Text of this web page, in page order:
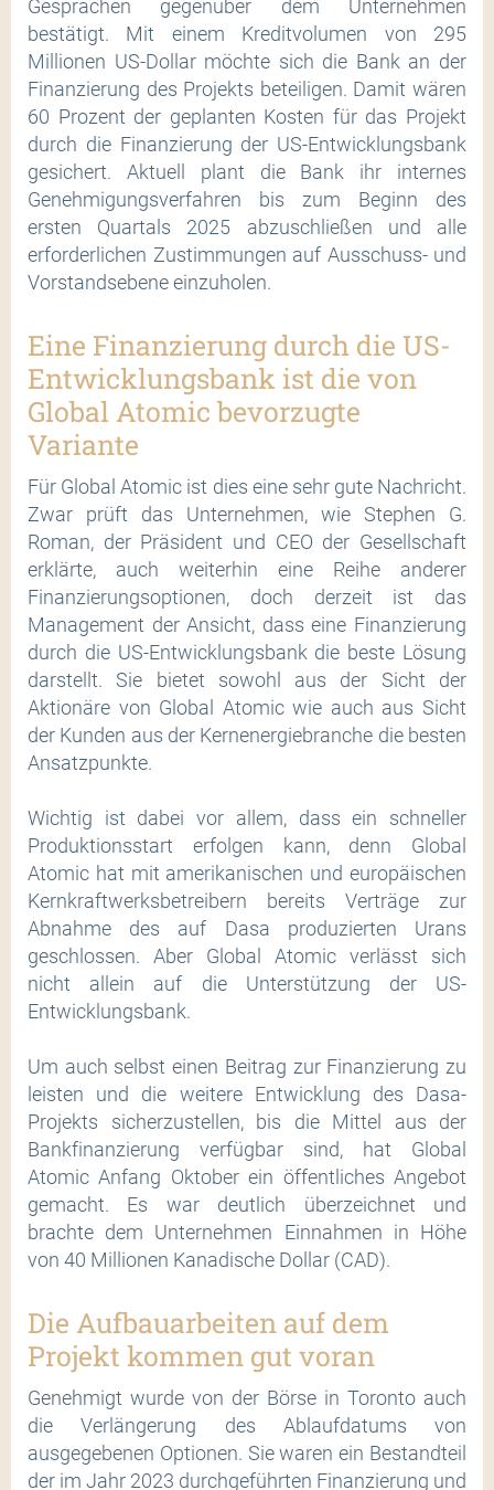
Gesprächen gegenüber dem Unternehmen
bestätigt. Mit einem Kreditvolumen von 295
Millionen US-Dollar möchte sich die Bank an der
Finanzierung des Projekts beteiligen. Damit wären
60 Prozent der geplanten Kosten für das Projekt
durch die Finanzierung der US-Entwicklungsbank
gesichert. Aktuell plant die Bank ihr internes
Genehmigungsverfahren bis zum Beginn des
ersten Quartals 2025 abzuschließen und alle
erforderlichen Zustimmungen auf Ausschuss- und
Vorstandsebene einzuholen.
Eine Finanzierung durch die US-
Entwicklungsbank ist die von
Global Atomic bevorzugte
Variante
Für Global Atomic ist dies eine sehr gute Nachricht.
Zwar prüft das Unternehmen, wie Stephen G.
Roman, der Präsident und CEO der Gesellschaft
erklärte, auch weiterhin eine Reihe anderer
Finanzierungsoptionen, doch derzeit ist das
Management der Ansicht, dass eine Finanzierung
durch die US-Entwicklungsbank die beste Lösung
darstellt. Sie bietet sowohl aus der Sicht der
Aktionäre von Global Atomic wie auch aus Sicht
der Kunden aus der Kernenergiebranche die besten
Ansatzpunkte.
Wichtig ist dabei vor allem, dass ein schneller
Produktionsstart erfolgen kann, denn Global
Atomic hat mit amerikanischen und europäischen
Kernkraftwerksbetreibern bereits Verträge zur
Abnahme des auf Dasa produzierten Urans
geschlossen. Aber Global Atomic verlässt sich
nicht allein auf die Unterstützung der US-
Entwicklungsbank.
Um auch selbst einen Beitrag zur Finanzierung zu
leisten und die weitere Entwicklung des Dasa-
Projekts sicherzustellen, bis die Mittel aus der
Bankfinanzierung verfügbar sind, hat Global
Atomic Anfang Oktober ein öffentliches Angebot
gemacht. Es war deutlich überzeichnet und
brachte dem Unternehmen Einnahmen in Höhe
von 40 Millionen Kanadische Dollar (CAD).
Die Aufbauarbeiten auf dem
Projekt kommen gut voran
Genehmigt wurde von der Börse in Toronto auch
die Verlängerung des Ablaufdatums von
ausgegebenen Optionen. Sie waren ein Bestandteil
der im Jahr 2023 durchgeführten Finanzierung und